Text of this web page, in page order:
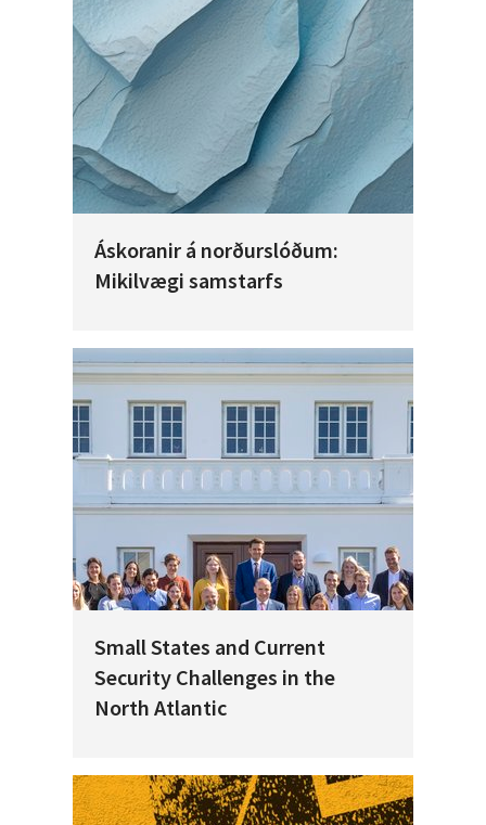
Áskoranir á norðurslóðum:
Mikilvægi samstarfs
Small States and Current
Security Challenges in the
North Atlantic